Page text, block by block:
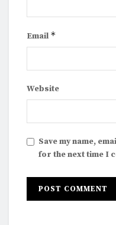
Email *
Website
Save my name,
for the next time I